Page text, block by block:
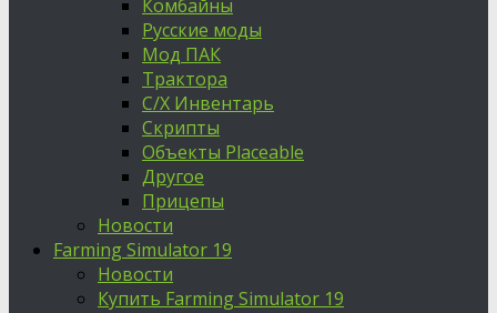
Комбайны
Русские моды
Мод ПАК
Трактора
С/Х Инвентарь
Скрипты
Объекты Placeable
Другое
Прицепы
Новости
Farming Simulator 19
Новости
Купить Farming Simulator 19